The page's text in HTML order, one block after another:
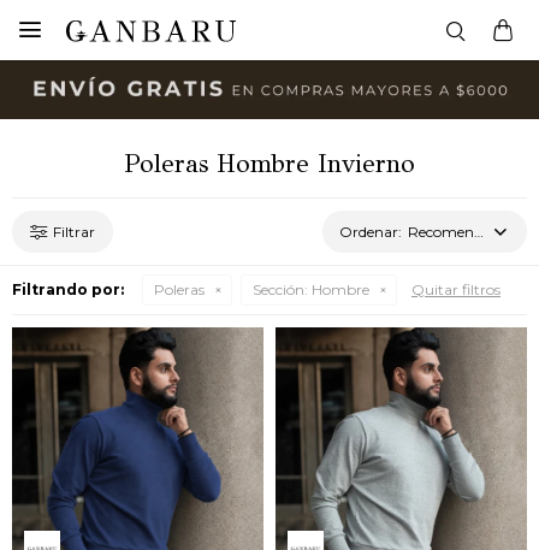

Poleras Hombre Invierno
Recomendados
Filtrando por: Poleras Sección: Hombre Quitar filtros